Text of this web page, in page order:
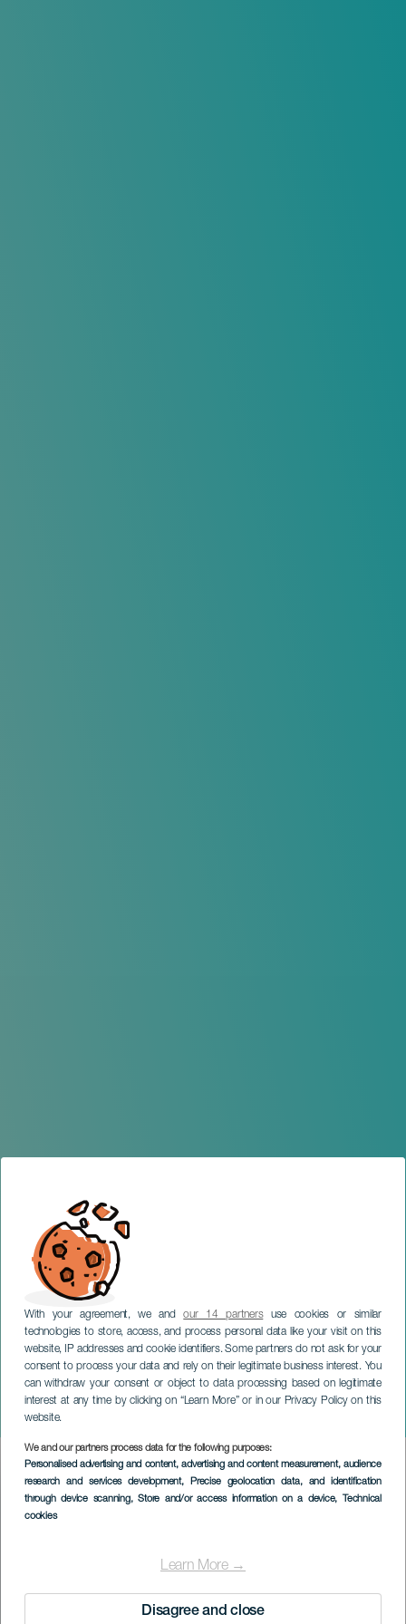
With your agreement, we andour 14 partnersuse cookies or similar
technologies to store, access, and process personal data like your visit on this
website, IP addresses and cookie identifiers. Some partners do not ask for your
consent to process your data and rely on their legitimate business interest. You
can withdraw your consent or object to data processing based on legitimate
interest at any time by clicking on “Learn More” or in our Privacy Policy on this
website.
We and our partners process data for the following purposes:
Personalised advertising and content, advertising and content measurement, audience
research and services development, Precise geolocation data, and identification
through device scanning, Store and/or access information on a device, Technical
cookies
Learn More →
Disagree and close
Las niñas de Cádiz : La
Reina Brava
TENERIFE
Imagen
Listado